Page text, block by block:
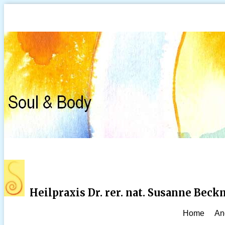
Heilpraxis Dr. rer. nat. Susanne
Home